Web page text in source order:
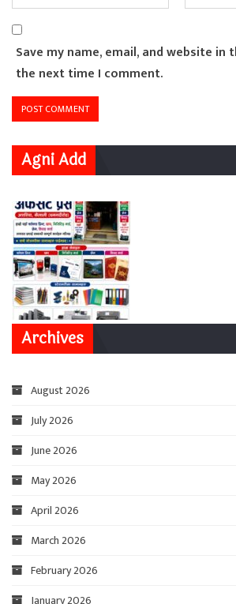
Save my name, email, and website
the next time I comment.
Agni Add
Archives
August 2026
July 2026
June 2026
May 2026
April 2026
March 2026
February 2026
January 2026